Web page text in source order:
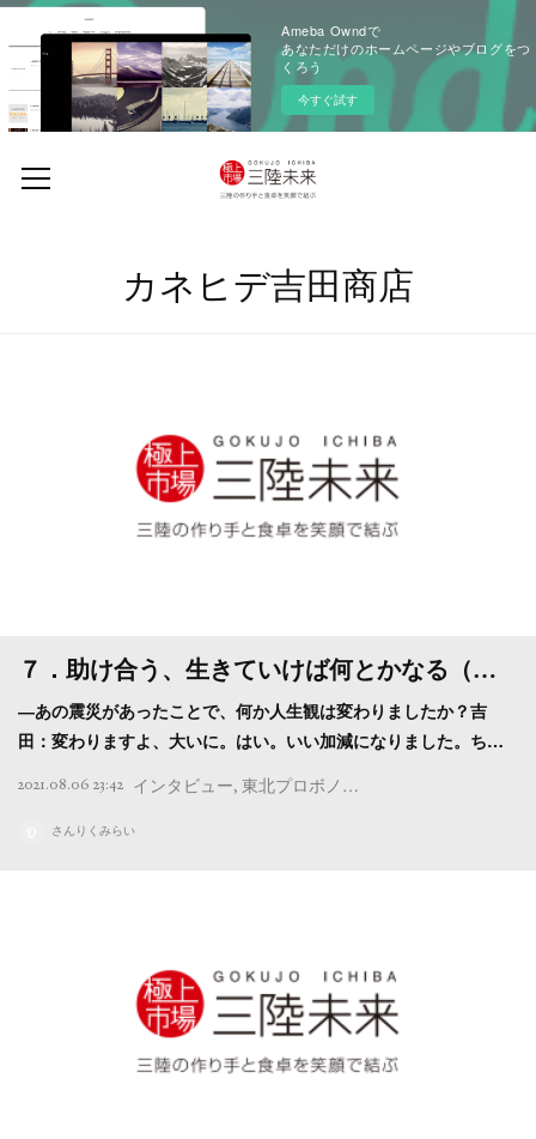
Ameba Owndで
あなただけのホームページやブログをつ
くろう
今すぐ試す
カネヒデ吉田商店
７．助け合う、生きていけば何とかなる（…
―あの震災があったことで、何か人生観は変わりましたか？吉
田：変わりますよ、大いに。はい。いい加減になりました。ち…
2021.08.06 23:42 インタビュー 東北プロボノプロジェクト
さんりくみらい